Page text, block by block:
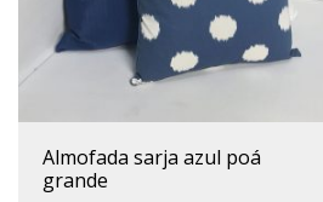
almofada sarja azul poá
grande